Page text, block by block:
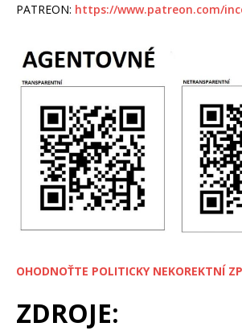
PATREON: https://www.patreon.com/
OHODNOŤTE POLITICKY NEKOREKTNÍ
ZDROJE: